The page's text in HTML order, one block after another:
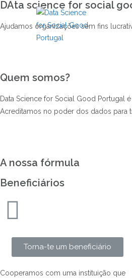
DAta science for social
Ajudamos organizações sem fins
Quem somos?
Data Science for Social Good Portugal
Acreditamos no poder dos dados para
A nossa fórmula
Beneficiários
Torna-te um beneficiário
Cooperamos com uma instituição que